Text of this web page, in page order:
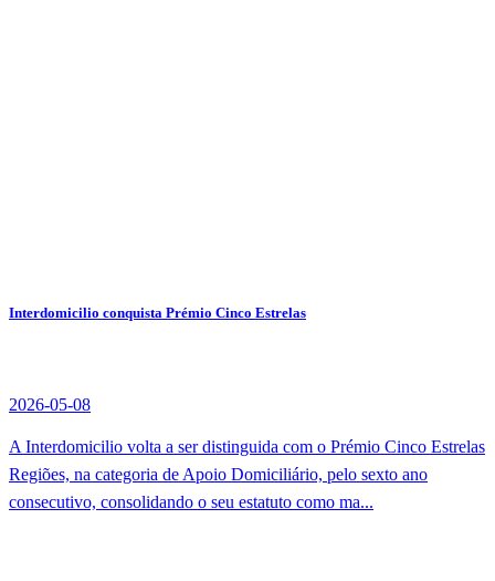
Interdomicilio conquista Prémio Cinco Estrelas
2026-05-08
A Interdomicilio volta a ser distinguida com o Prémio Cinco Estrelas
Regiões, na categoria de Apoio Domiciliário, pelo sexto ano
consecutivo, consolidando o seu estatuto como ma...